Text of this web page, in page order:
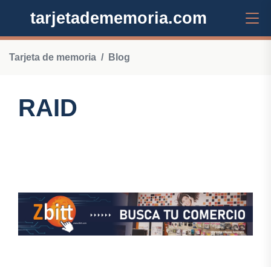
tarjetadememoria.com
Tarjeta de memoria Blog
RAID